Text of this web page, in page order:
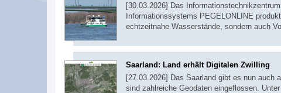
[30.03.2026] Das
Informationssystems PEGELONLINE
echtzeitnahe Wasserstände, sondern auch
Saarland: Land erhält Digitalen Zwilling
[27.03.2026] Das Saarland gibt es nun auch
sind zahlreiche Geodaten eingeflossen.